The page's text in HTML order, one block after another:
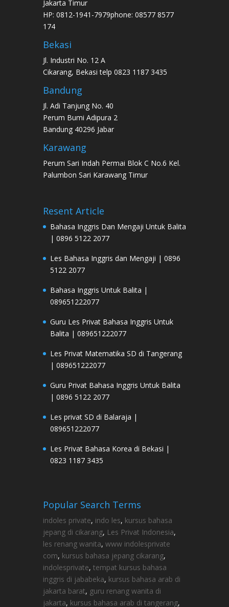
Jakarta Timur
HP: 0812-1941-7979phone: 08577 8577
174
Bekasi
Jl. Industri No. 12 A
Cikarang, Bekasi telp 0823 1187 3435
Bandung
Jl. Adi Tanjung No. 40
Perum Bumi Adipura 2
Bandung 40296 Jabar
Karawang
Perum Sari Indah Permai Blok C No.6 Kel.
Palumbon Sari Karawang Timur
Resent Article
Bahasa Inggris Dan Mengaji Untuk Balita
| 0896 5122 2077
Les Bahasa Inggris dan Mengaji | 0896
5122 2077
Bahasa Inggris Untuk Balita |
089651222077
Guru Les Privat Bahasa Inggris Untuk
Balita | 089651222077
Les Privat Matematika SD di Tangerang
| 089651222077
Guru Privat Bahasa Inggris Untuk Balita
| 0896 5122 2077
Les privat SD di Balaraja |
089651222077
Les Privat Bahasa Korea di Bekasi |
0823 1187 3435
Popular Search Terms
indoles private, indo les, kursus bahasa
jepang di cikarang, Les Privat Indonesia,
les renang wanita, www indolesprivate
com, kursus bahasa jepang cikarang,
indolesprivate, tempat kursus bahasa
inggris di jababeka, kursus bahasa arab di
jakarta barat, guru renang wanita di
jakarta, kursus bahasa arab di tangerang,